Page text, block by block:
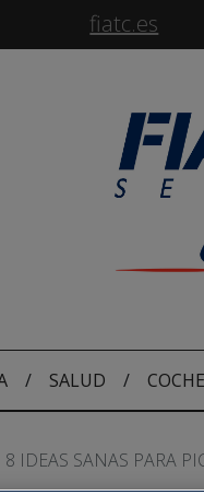
fiatc.es
/ SALUD / COCHE
8 IDEAS SANAS PARA